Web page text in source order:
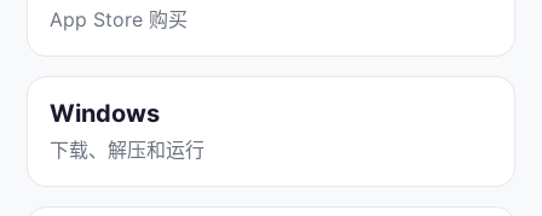
App Store 购买
Windows
下载、解压和运行